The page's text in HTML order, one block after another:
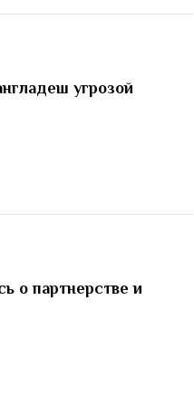
угрозой
о партнерстве и